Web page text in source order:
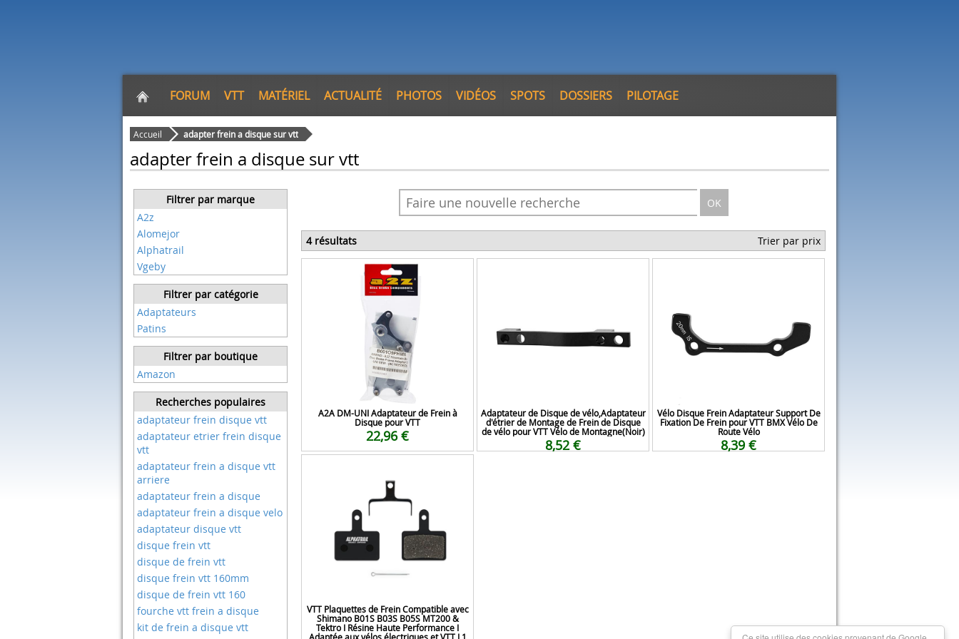
FORUM VTT MATÉRIEL ACTUALITÉ PHOTOS VIDÉOS SPOTS DOSSIERS PILOTAGE
Accueil adapter frein a disque sur vtt
adapter frein a disque sur vtt
Filtrer par marque
A2z
Alomejor
Alphatrail
Vgeby
Filtrer par catégorie
Adaptateurs
Patins
Filtrer par boutique
Amazon
Recherches populaires
adaptateur frein disque vtt
adaptateur etrier frein disque
vtt
adaptateur frein a disque vtt
arriere
adaptateur frein a disque
adaptateur frein a disque velo
adaptateur disque vtt
disque frein vtt
disque de frein vtt
disque frein vtt 160mm
disque de frein vtt 160
fourche vtt frein a disque
kit de frein a disque vtt
OK
4 résultats Trier par prix
A2A DM-UNI Adaptateur de Frein à
Disque pour VTT
22,96 €
Adaptateur de Disque de vélo,Adaptateur
d'étrier de Montage de Frein de Disque
de vélo pour VTT Vélo de Montagne(Noir)
8,52 €
Vélo Disque Frein Adaptateur Support De
Fixation De Frein pour VTT BMX Vélo De
Route Vélo
8,39 €
VTT Plaquettes de Frein Compatible avec
Shimano B01S B03S B05S MT200 &
Tektro I Résine Haute Performance I